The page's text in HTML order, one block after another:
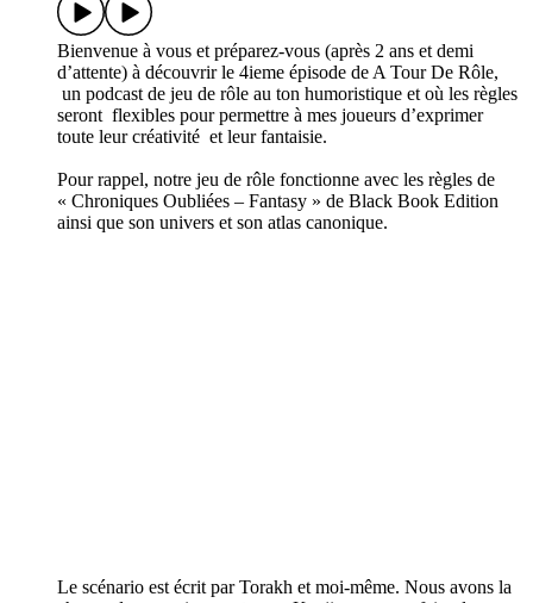
Bienvenue à vous et préparez-vous (après 2 ans et demi
d’attente) à découvrir le 4ieme épisode de A Tour De Rôle,
un podcast de jeu de rôle au ton humoristique et où les règles
seront flexibles pour permettre à mes joueurs d’exprimer
toute leur créativité et leur fantaisie.
Pour rappel, notre jeu de rôle fonctionne avec les règles de
« Chroniques Oubliées – Fantasy » de Black Book Edition
ainsi que son univers et son atlas canonique.
Le scénario est écrit par Torakh et moi-même. Nous avons la